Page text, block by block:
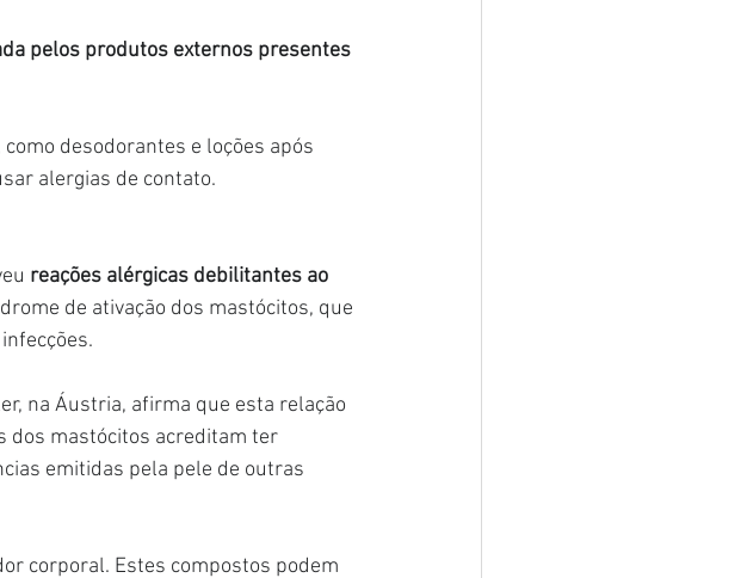
pelos produtos externos presentes
desodorantes e loções após
alergias de contato.
reações alérgicas debilitantes ao
de ativação dos mastócitos, que
na Áustria, afirma que esta relação
dos mastócitos acreditam ter
emitidas pela pele de outras
corporal. Estes compostos podem